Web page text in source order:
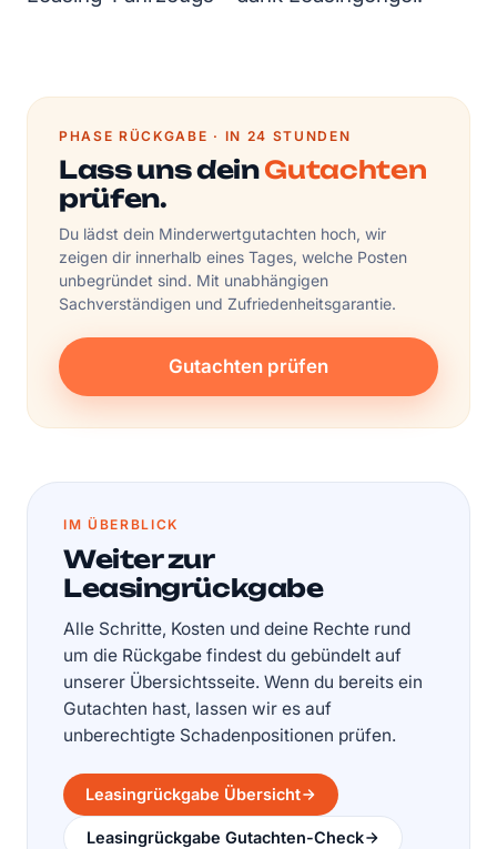
PHASE RÜCKGABE · IN 24 STUNDEN
Lass uns deinGutachten
prüfen.
Du lädst dein Minderwertgutachten hoch, wir
zeigen dir innerhalb eines Tages, welche Posten
unbegründet sind. Mit unabhängigen
Sachverständigen und Zufriedenheitsgarantie.
Gutachten prüfen
IM ÜBERBLICK
Weiter zur
Leasingrückgabe
Alle Schritte, Kosten und deine Rechte rund
um die Rückgabe findest du gebündelt auf
unserer Übersichtsseite. Wenn du bereits ein
Gutachten hast, lassen wir es auf
unberechtigte Schadenpositionen prüfen.
Leasingrückgabe Übersicht
Leasingrückgabe Gutachten-Check